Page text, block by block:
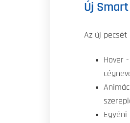
Új
Az új pecsét
Hover